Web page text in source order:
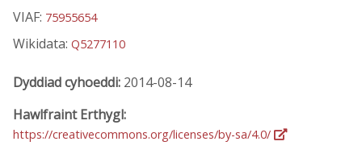
VIAF: 75955654
Wikidata: Q5277110
Dyddiad cyhoeddi: 2014-08-14
Hawlfraint Erthygl:
https://creativecommons.org/licenses/by-sa/4.0/